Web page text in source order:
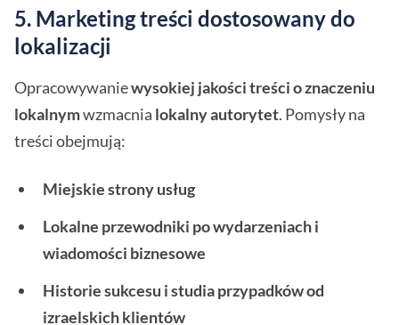
5. Marketing treści dostosowany do
lokalizacji
Opracowywaniewysokiej jakości treści o znaczeniu
lokalnymwzmacnia lokalny autorytet. Pomysły na
treści obejmują:
Miejskie strony usług
Lokalne przewodniki po wydarzeniach i
wiadomości biznesowe
Historie sukcesu i studia przypadków od
izraelskich klientów